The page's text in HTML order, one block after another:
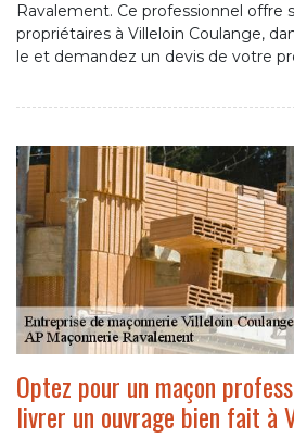
Ravalement. Ce professionnel offre
propriétaires à Villeloin Coulange,
le et demandez un devis de votre
Optez pour un maçon
livrer un ouvrage bien fait à